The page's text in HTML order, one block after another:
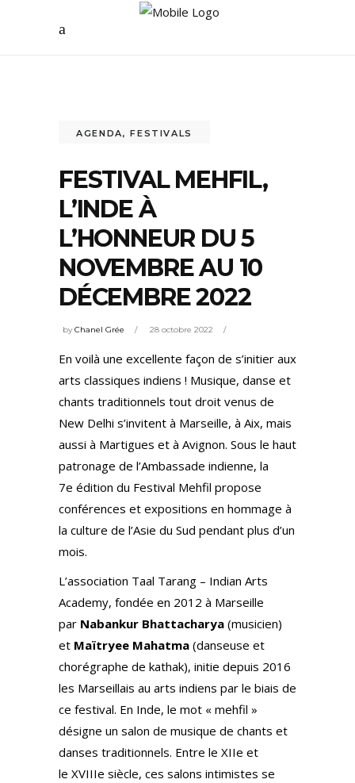
AGENDA,FESTIVALS
FESTIVAL MEHFIL,
L’INDE À
L’HONNEUR DU 5
NOVEMBRE AU 10
DÉCEMBRE 2022
byChanel Grée 28 octobre 2022
En voilà une excellente façon de s’initier aux
arts classiques indiens ! Musique, danse et
chants traditionnels tout droit venus de
New Delhi s’invitent à Marseille, à Aix, mais
aussi à Martigues et à Avignon. Sous le haut
patronage de l’Ambassade indienne, la
7e édition du Festival Mehfil propose
conférences et expositions en hommage à
la culture de l’Asie du Sud pendant plus d’un
mois.
L’association Taal Tarang – Indian Arts
Academy, fondée en 2012 à Marseille
par Nabankur Bhattacharya (musicien)
et Maïtryee Mahatma (danseuse et
chorégraphe de kathak), initie depuis 2016
les Marseillais au arts indiens par le biais de
ce festival. En Inde, le mot « mehfil »
désigne un salon de musique de chants et
danses traditionnels. Entre le XIIe et
le XVIIIe siècle, ces salons intimistes se